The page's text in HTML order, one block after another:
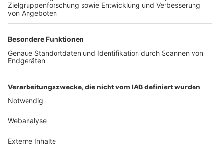
TOP-PARTNER
Nutzungsbedingungen Datenschutz Impressum